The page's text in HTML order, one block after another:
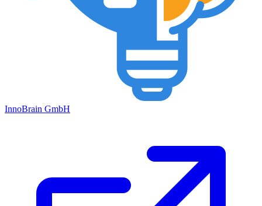
InnoBrain GmbH